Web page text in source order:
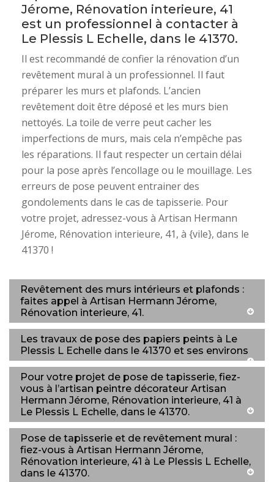
Jérome, Rénovation interieure, 41
est un professionnel à contacter à
Le Plessis L Echelle, dans le 41370.
Il est recommandé de confier la rénovation d’un
revêtement mural à un professionnel. Il faut
préparer les murs et plafonds. L’ancien
revêtement doit être déposé et les murs bien
nettoyés. La toile de verre peut cacher les
imperfections de murs, mais cela n’empêche pas
les réparations. Il faut respecter un certain délai
pour la pose après l’encollage ou le mouillage. Les
erreurs de pose peuvent entrainer des
gondolements dans le cas de tapisserie. Pour
votre projet, adressez-vous à Artisan Hermann
Jérome, Rénovation interieure, 41, à {vile}, dans le
41370 !
Revêtement des murs intérieurs et plafonds :
faites appel à Artisan Hermann Jérome,
Rénovation interieure, 41.
Les travaux de pose des papiers peints à Le
Plessis L Echelle dans le 41370 et ses environs
Pour votre projet de pose de tapisserie, fiez-
vous à l’artisan peintre décorateur Artisan
Hermann Jérome, Rénovation interieure, 41 à
Le Plessis L Echelle, dans le 41370.
Pose de tapisserie et de revêtement mural :
fiez-vous à Artisan Hermann Jérome,
Rénovation interieure, 41 à Le Plessis L Echelle,
dans le 41370.